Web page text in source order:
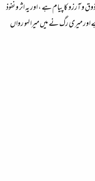
آرزو کا پیام ہے ، اور یہ اثر و نفوذ
میری رگ نے میں میرا لہو رواں